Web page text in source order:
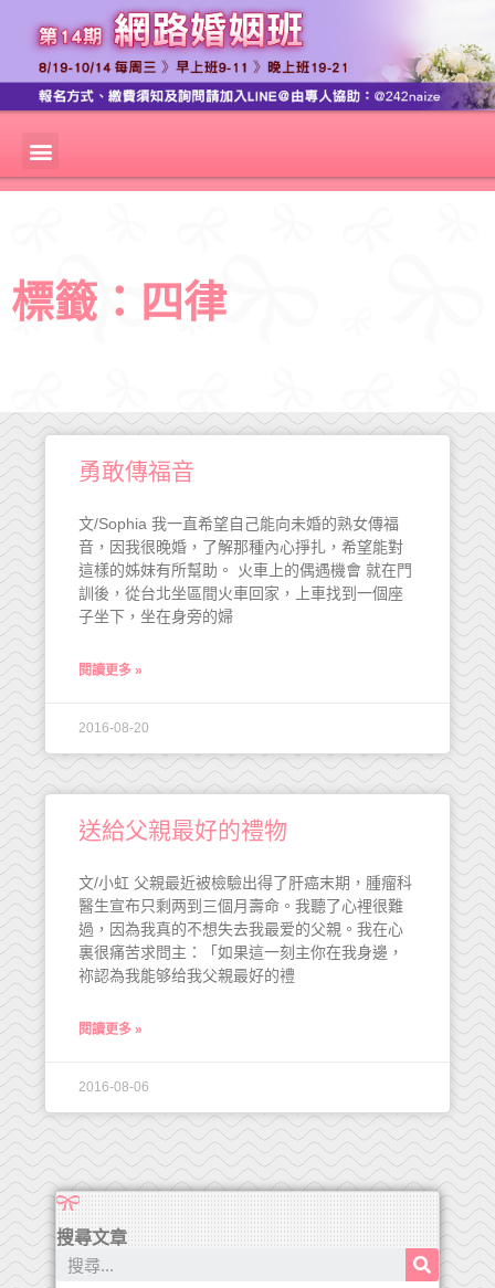
標籤：四律
勇敢傳福音
文/Sophia 我一直希望自己能向未婚的熟女傳福
音，因我很晚婚，了解那種內心掙扎，希望能對
這樣的姊妹有所幫助。 火車上的偶遇機會 就在門
訓後，從台北坐區間火車回家，上車找到一個座
子坐下，坐在身旁的婦
閱讀更多 »
2016-08-20
送給父親最好的禮物
文/小虹 父親最近被檢驗出得了肝癌末期，腫瘤科
醫生宣布只剩两到三個月壽命。我聽了心裡很難
過，因為我真的不想失去我最爱的父親。我在心
裏很痛苦求問主：「如果這一刻主你在我身邊，
祢認為我能够给我父親最好的禮
閱讀更多 »
2016-08-06
搜尋文章